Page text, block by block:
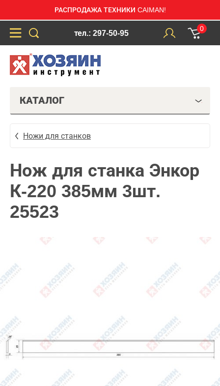
РАСПРОДАЖА ТЕХНИКИ CAIMAN!
тел.: 297-50-95
0
КАТАЛОГ
Ножи для станков
Нож для станка Энкор
К-220 385мм 3шт.
25523